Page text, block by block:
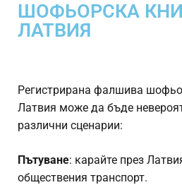
ШОФЬОРСКА
ЛАТВИЯ
Регистрирана фалшива
Латвия може да бъде
различни сценарии:
Пътуване: карайте през
обществения транспорт.